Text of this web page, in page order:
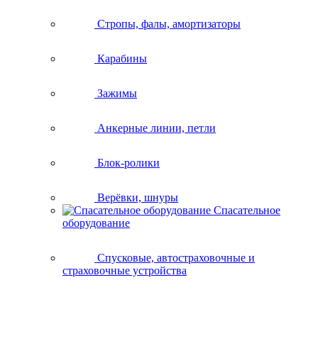
Стропы, фалы, амортизаторы
Карабины
Зажимы
Анкерные линии, петли
Блок-ролики
Верёвки, шнуры
Спасательное
оборудование
Спусковые, автостраховочные и
страховочные устройства